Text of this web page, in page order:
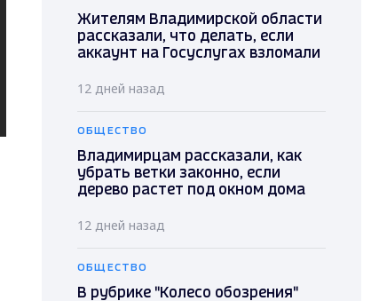
Жителям Владимирской области
рассказали, что делать, если
аккаунт на Госуслугах взломали
12 дней назад
ОБЩЕСТВО
Владимирцам рассказали, как
убрать ветки законно, если
дерево растет под окном дома
12 дней назад
ОБЩЕСТВО
В рубрике "Колесо обозрения"